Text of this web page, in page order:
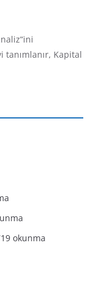
tanımlanır, Kapital
okunma